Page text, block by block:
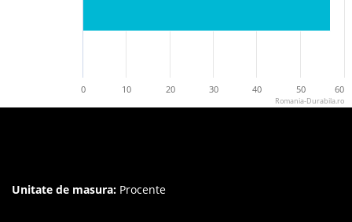
0 10 20 30 40 50 60
Romania-Durabila.ro
Unitate de masura: Procente